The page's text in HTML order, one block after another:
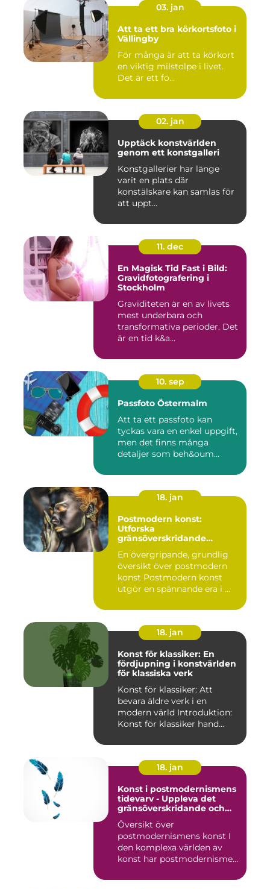
03. jan
Att ta ett bra körkortsfoto i
Vällingby
För många är att ta körkort
en viktig milstolpe i livet.
Det är ett fö...
02. jan
Upptäck konstvärlden
genom ett konstgalleri
Konstgallerier har länge
varit en plats där
konstälskare kan samlas för
att uppt...
11. dec
En Magisk Tid Fast i Bild:
Gravidfotografering i
Stockholm
Graviditeten är en av livets
mest underbara och
transformativa perioder. Det
är en tid k&a...
10. sep
Passfoto Östermalm
Att ta ett passfoto kan
tyckas vara en enkel uppgift,
men det finns många
detaljer som beh&oum...
18. jan
Postmodern konst:
Utforska
gränsöverskridande
En övergripande, grundlig
översikt över postmodern
konst Postmodern konst
utgör en spännande era i ...
18. jan
Konst för klassiker: En
fördjupning i konstvärlden
för klassiska verk
Konst för klassiker: Att
bevara äldre verk i en
modern värld Introduktion:
Konst för klassiker hand...
18. jan
Konst i postmodernismens
tidevarv - Uppleva det
gränsöverskridande och
mångfacetterade
Översikt över
postmodernismens konst I
den komplexa världen av
konst har postmodernismen